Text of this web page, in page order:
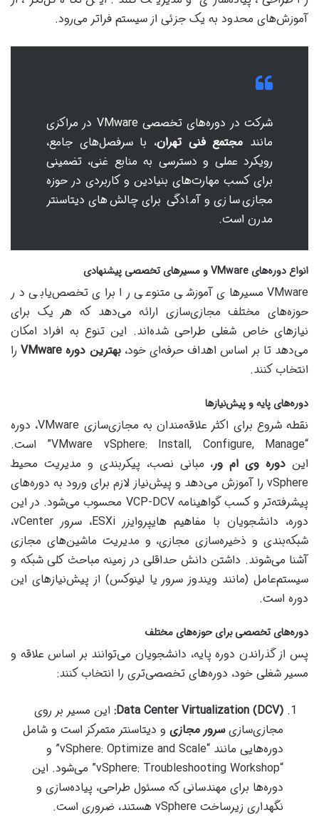
آموزش‌های محدود به یک جزئی از سیستم فراتر می‌رود.
شرکت در دوره‌های تخصصی VMware در مراکزی
مانند مجتمع فنی تهران، با سرفصل‌های جامع،
رویکرد عملی و دسترسی به منابع غنی، تضمینی
برای کسب مهارت‌های بنیادین و کاربردی در حوزه
مجازی‌سازی و آمادگی برای چالش‌های دیتاسنتر
مدرن است.
انواع دوره‌های VMware و مسیرهای تخصصی پیشنهادی
VMware مسیرهای آموزشی متنوعی را برای تخصص‌یابی در
حوزه‌های مختلف مجازی‌سازی ارائه می‌دهد که هر یک برای
نیازهای خاص شغلی طراحی شده‌اند. این تنوع به افراد امکان
می‌دهد تا بر اساس اهداف حرفه‌ای خود، بهترین دوره VMware
را
انتخاب کنند.
دوره‌های پایه و پیش‌نیازها
نقطه شروع برای اکثر علاقه‌مندان به مجازی‌سازی VMware، دوره
“VMware vSphere: Install, Configure, Manage” است.
این دوره وی ام ور، مبانی نصب، پیکربندی و مدیریت محیط
vSphere را آموزش می‌دهد و پیش‌نیاز لازم برای ورود به دوره‌های
پیشرفته‌تر و کسب گواهینامه VCP-DCV محسوب می‌شود. در این
دوره، دانشجویان با مفاهیم هایپروایزر ESXi، سرور vCenter،
شبکه‌بندی و ذخیره‌سازی مجازی، و مدیریت ماشین‌های مجازی
آشنا می‌شوند. داشتن دانش حداقلی در زمینه مباحث کلی شبکه و
سیستم‌عامل (مانند ویندوز سرور یا لینوکس) از پیش‌نیازهای این
دوره است.
دوره‌های تخصصی برای حوزه‌های مختلف
پس از گذراندن دوره پایه، دانشجویان می‌توانند بر اساس علاقه و
مسیر شغلی خود، دوره‌های تخصصی‌تری را انتخاب کنند:
Data Center Virtualization (DCV): این مسیر بر روی
مجازی‌سازی سرور مجازی و دیتاسنتر متمرکز است و شامل
دوره‌هایی مانند “vSphere: Optimize and Scale” و
“vSphere: Troubleshooting Workshop” می‌شود. این
دوره‌ها برای مهندسانی که مسئول طراحی، پیاده‌سازی و
نگهداری زیرساخت vSphere هستند، ضروری است.